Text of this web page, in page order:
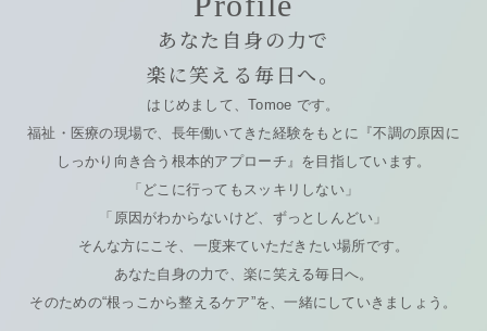
あなた自身の力で
楽に笑える毎日へ。
はじめまして、Tomoe です。
福祉・医療の現場で、長年働いてきた経験をもとに『不調の原因に
しっかり向き合う根本的アプローチ』を目指しています。
「どこに行ってもスッキリしない」
「原因がわからないけど、ずっとしんどい」
そんな方にこそ、一度来ていただきたい場所です。
あなた自身の力で、楽に笑える毎日へ。
そのための“根っこから整えるケア”を、一緒にしていきましょう。